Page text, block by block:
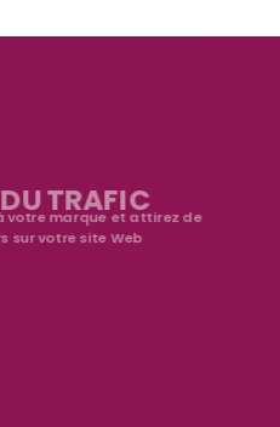
TRAFIC
votre marque et attirez de
sur votre site Web